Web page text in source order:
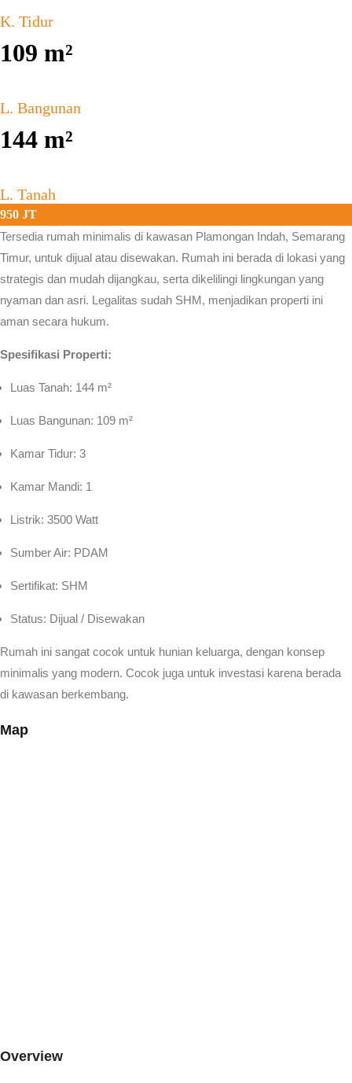
K. Tidur
109 m²
L. Bangunan
144 m²
L. Tanah
950 JT
Tersedia rumah minimalis di kawasan Plamongan Indah, Semarang
Timur, untuk dijual atau disewakan. Rumah ini berada di lokasi yang
strategis dan mudah dijangkau, serta dikelilingi lingkungan yang
nyaman dan asri. Legalitas sudah SHM, menjadikan properti ini
aman secara hukum.
Spesifikasi Properti:
Luas Tanah: 144 m²
Luas Bangunan: 109 m²
Kamar Tidur: 3
Kamar Mandi: 1
Listrik: 3500 Watt
Sumber Air: PDAM
Sertifikat: SHM
Status: Dijual / Disewakan
Rumah ini sangat cocok untuk hunian keluarga, dengan konsep
minimalis yang modern. Cocok juga untuk investasi karena berada
di kawasan berkembang.
Map
Overview